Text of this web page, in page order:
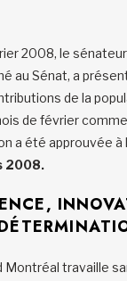
2008, le sénateur
au Sénat, a
de la
de février
a été approuvée à
2008.
Montréal travaille